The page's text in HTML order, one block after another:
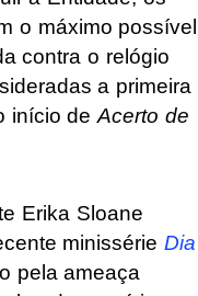
o máximo possível
contra o relógio
a primeira
início deAcerto de
Erika Sloane
minissérieDia
pela ameaça